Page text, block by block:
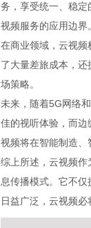
务，享受统一、稳定
视频服务的应用边界。
在商业领域，云视
了大量差旅成本，
场策略。
未来，随着5G网络
佳的视听体验，而
视频将在智能制造、
综上所述，云视频
息传播模式。它不
日益广泛，云视频必